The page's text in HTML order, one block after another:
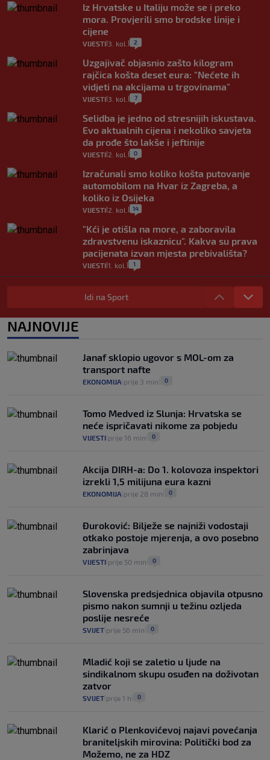
Iz Hrvatske u Italiju može se i preko
mora. Provjerili smo brodske linije i
cijene
VIJESTI 3. kol. 2
Uzgajivač objasnio zašto kilogram
rajčica košta deset eura: "Nećete ih
vidjeti na akcijama u trgovinama"
VIJESTI 3. kol. 7
Selidba je jedno od stresnijih iskustava.
Evo aktualnih cijena i nekoliko savjeta
da prođe što lakše i jeftinije
VIJESTI 2. kol. 0
Izračunali smo koliko košta putovanje
automobilom na Hvar iz Zagreba, a
koliko iz Osijeka
VIJESTI 2. kol. 14
"Kći je otišla na more, a zaboravila
zdravstvenu iskaznicu". Kakva su prava
pacijenata izvan mjesta prebivališta?
VIJESTI 1. kol. 1
Provjerili smo "što ćemo onda" ako
Plenković na 15 dana ukine mjere: "Ne bi
se dogodilo ništa. Vlada se zaljubila u te
intervencije"
poziciji i imaju drugog najpoznatijeg
bravara u povijesti Hrvatske
30. srp. | 16
Idi na Sport
NAJNOVIJE
Janaf sklopio ugovor s MOL-om za
transport nafte
EKONOMIJA prije 3 min 0
Tomo Medved iz Slunja: Hrvatska se
neće ispričavati nikome za pobjedu
VIJESTI prije 16 min 0
Akcija DIRH-a: Do 1. kolovoza inspektori
izrekli 1,5 milijuna eura kazni
EKONOMIJA prije 28 min 0
Đuroković: Bilježe se najniži vodostaji
otkako postoje mjerenja, a ovo posebno
zabrinjava
VIJESTI prije 50 min 0
Slovenska predsjednica objavila otpusno
pismo nakon sumnji u težinu ozljeda
poslije nesreće
SVIJET prije 56 min 0
Mladić koji se zaletio u ljude na
sindikalnom skupu osuđen na doživotan
zatvor
SVIJET prije 1 h 0
Klarić o Plenkovićevoj najavi povećanja
braniteljskih mirovina: Politički bod za
Možemo, ne za HDZ